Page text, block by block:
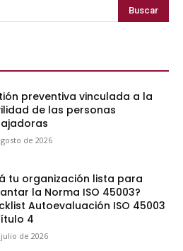
Buscar
preventiva vinculada a la
de las personas
de 2026
tu organización lista para
la Norma ISO 45003?
Autoevaluación ISO 45003
4
de 2026